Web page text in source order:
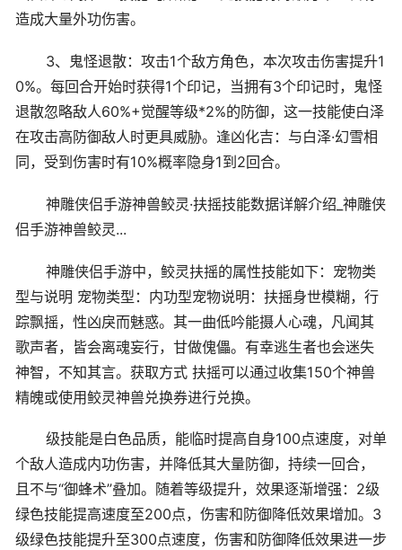
造成大量外功伤害。
3、鬼怪退散：攻击1个敌方角色，本次攻击伤害提升1
0%。每回合开始时获得1个印记，当拥有3个印记时，鬼怪
退散忽略敌人60%+觉醒等级*2%的防御，这一技能使白泽
在攻击高防御敌人时更具威胁。逢凶化吉：与白泽·幻雪相
同，受到伤害时有10%概率隐身1到2回合。
神雕侠侣手游神兽鲛灵·扶摇技能数据详解介绍_神雕侠
侣手游神兽鲛灵...
神雕侠侣手游中，鲛灵扶摇的属性技能如下：宠物类
型与说明 宠物类型：内功型宠物说明：扶摇身世模糊，行
踪飘摇，性凶戾而魅惑。其一曲低吟能摄人心魂，凡闻其
歌声者，皆会离魂妄行，甘做傀儡。有幸逃生者也会迷失
神智，不知其言。获取方式 扶摇可以通过收集150个神兽
精魄或使用鲛灵神兽兑换券进行兑换。
级技能是白色品质，能临时提高自身100点速度，对单
个敌人造成内功伤害，并降低其大量防御，持续一回合，
且不与“御蜂术”叠加。随着等级提升，效果逐渐增强：2级
绿色技能提高速度至200点，伤害和防御降低效果增加。3
级绿色技能提升至300点速度，伤害和防御降低效果进一步